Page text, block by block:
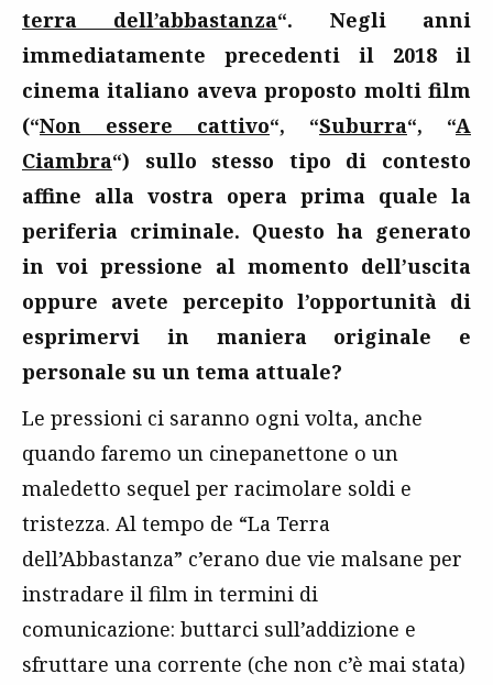
terra dell’abbastanza“. Negli anni
immediatamente precedenti il 2018 il
cinema italiano aveva proposto molti film
(“Non essere cattivo“, “Suburra“, “A
Ciambra“) sullo stesso tipo di contesto
affine alla vostra opera prima quale la
periferia criminale. Questo ha generato
in voi pressione al momento dell’uscita
oppure avete percepito l’opportunità di
esprimervi in maniera originale e
personale su un tema attuale?
Le pressioni ci saranno ogni volta, anche
quando faremo un cinepanettone o un
maledetto sequel per racimolare soldi e
tristezza. Al tempo de “La Terra
dell’Abbastanza” c’erano due vie malsane per
instradare il film in termini di
comunicazione: buttarci sull’addizione e
sfruttare una corrente (che non c’è mai stata)